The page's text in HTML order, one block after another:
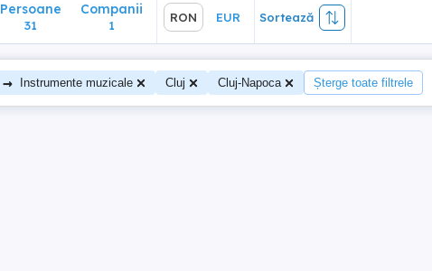
Persoane
31
Companii
1
RON EUR Sortează
→ Instrumente muzicale Cluj Cluj-Napoca Șterge toate filtrele